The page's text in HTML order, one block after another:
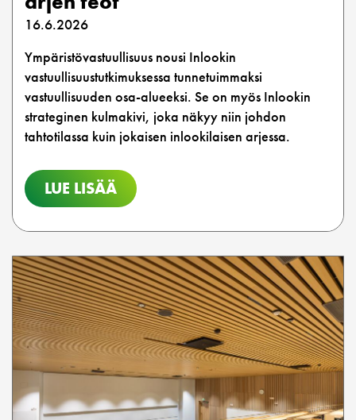
16.6.2026
Ympäristövastuullisuus nousi Inlookin
vastuullisuustutkimuksessa tunnetuimmaksi
vastuullisuuden osa-alueeksi. Se on myös Inlookin
strateginen kulmakivi, joka näkyy niin johdon
tahtotilassa kuin jokaisen inlookilaisen arjessa.
LUE LISÄÄ